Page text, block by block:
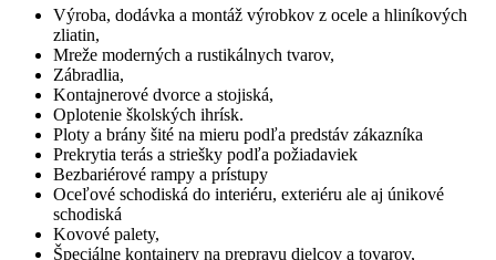
Výroba, dodávka a montáž výrobkov z ocele a hliníkových
zliatin,
Mreže moderných a rustikálnych tvarov,
Zábradlia,
Kontajnerové dvorce a stojiská,
Oplotenie školských ihrísk.
Ploty a brány šité na mieru podľa predstáv zákazníka
Prekrytia terás a striešky podľa požiadaviek
Bezbariérové rampy a prístupy
Oceľové schodiská do interiéru, exteriéru ale aj únikové
schodiská
Kovové palety,
Špeciálne kontajnery na prepravu dielcov a tovarov,